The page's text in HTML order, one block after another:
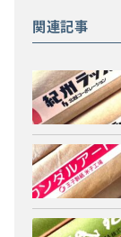
関連記事